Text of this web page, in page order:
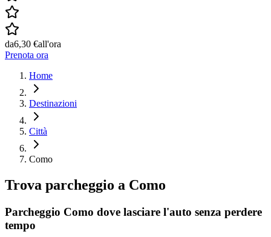
da6,30 €all'ora
Prenota ora
Home
Destinazioni
Città
Como
Trova parcheggio a Como
Parcheggio Como dove lasciare l'auto senza perdere
tempo